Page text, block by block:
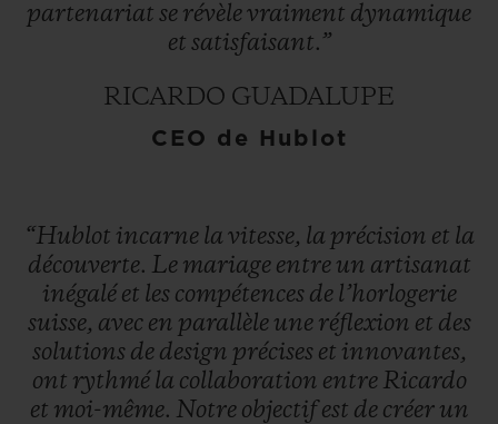
partenariat se révèlevraiment dynamique
et satisfaisant.”
RICARDO GUADALUPE
CEO de Hublot
“Hublot incarne la vitesse, la précision et la
découverte. Le mariage entre un artisanat
inégalé et les compétences de l’horlogerie
suisse, avec en parallèle une réflexion et des
solutions de design précises et innovantes,
ont rythmé la collaboration entre Ricardo
et moi-même. Notre objectif est de créer un